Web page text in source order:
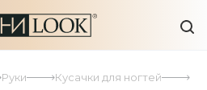
Руки
Кусачки для ногтей